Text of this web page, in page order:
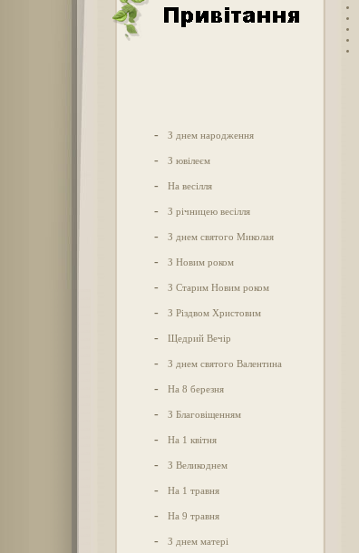
- З днем народження
- З ювілеєм
- На весілля
- З річницею весілля
- З днем святого Миколая
- З Новим роком
- З Старим Новим роком
- З Різдвом Христовим
- Щедрий Вечір
- З днем святого Валентина
- На 8 березня
- З Благовіщенням
- На 1 квітня
- З Великоднем
- На 1 травня
- На 9 травня
- З днем матері